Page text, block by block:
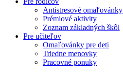
Antistresové omaľovánky
Prémiové aktivity
Zoznam základných škôl
Pre učiteľov
Omaľovánky pre deti
Triedne menovky
Pracovné ponuky